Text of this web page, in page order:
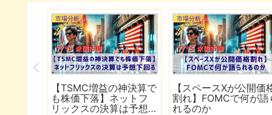
市場分析
【TSMC増益の神決算で
も株価下落】ネットフ
リックスの決算は予想
市場分析
【スペースXが公開価
割れ】FOMCで何が語
れるのか